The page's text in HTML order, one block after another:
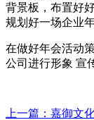
背景板，布置好
规划好一场企业年
在做好年会活动
公司进行形象 宣
上一篇：嘉御文